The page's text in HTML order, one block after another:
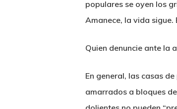
populares se oyen los
Amanece, la vida
Quien denuncie ante la
En general, las casas
amarrados a bloques